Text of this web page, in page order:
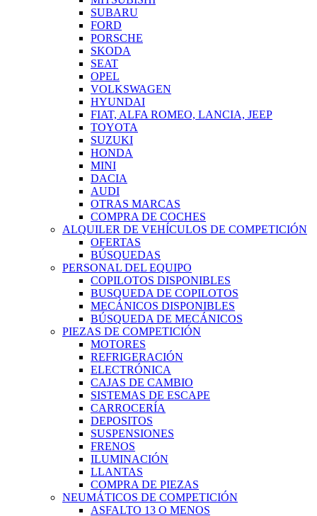
SUBARU
FORD
PORSCHE
SKODA
SEAT
OPEL
VOLKSWAGEN
HYUNDAI
FIAT, ALFA ROMEO, LANCIA, JEEP
TOYOTA
SUZUKI
HONDA
MINI
DACIA
AUDI
OTRAS MARCAS
COMPRA DE COCHES
ALQUILER DE VEHÍCULOS DE COMPETICIÓN
OFERTAS
BÚSQUEDAS
PERSONAL DEL EQUIPO
COPILOTOS DISPONIBLES
BUSQUEDA DE COPILOTOS
MECÁNICOS DISPONIBLES
BÚSQUEDA DE MECÁNICOS
PIEZAS DE COMPETICIÓN
MOTORES
REFRIGERACIÓN
ELECTRÓNICA
CAJAS DE CAMBIO
SISTEMAS DE ESCAPE
CARROCERÍA
DEPOSITOS
SUSPENSIONES
FRENOS
ILUMINACIÓN
LLANTAS
COMPRA DE PIEZAS
NEUMÁTICOS DE COMPETICIÓN
ASFALTO 13 O MENOS